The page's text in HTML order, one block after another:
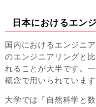
日本におけるエン
国内におけるエンジニ
のエンジニアリングと
れることが大半です。
概念で用いられています
大学では「自然科学と